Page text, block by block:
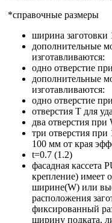
*справочные размеры
ширина заготовки
дополнительные
изготавливаются:
одно отверстие
дополнительные
изготавливаются:
одно отверстие
отверстия Т для
два отверстия при
три отверстия при
100 мм от края
t=0.7 (1.2)
фасадная кассета
крепление) имеет
ширине(W) или
расположения
фиксированный
ширину подката,